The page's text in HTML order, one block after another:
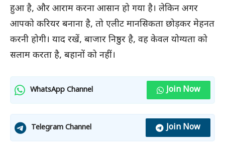
हुआ है, और आराम करना आसान हो गया है। लेकिन अगर
आपको करियर बनाना है, तो एलीट मानसिकता छोड़कर मेहनत
करनी होगी। याद रखें, बाजार निष्ठुर है, वह केवल योग्यता को
सलाम करता है, बहानों को नहीं।
WhatsApp Channel Join Now
Telegram Channel Join Now